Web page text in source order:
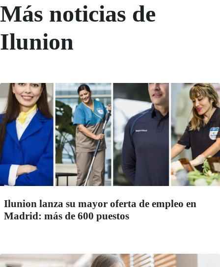
Más noticias de
Ilunion
Ilunion lanza su mayor oferta de empleo en
Madrid: más de 600 puestos